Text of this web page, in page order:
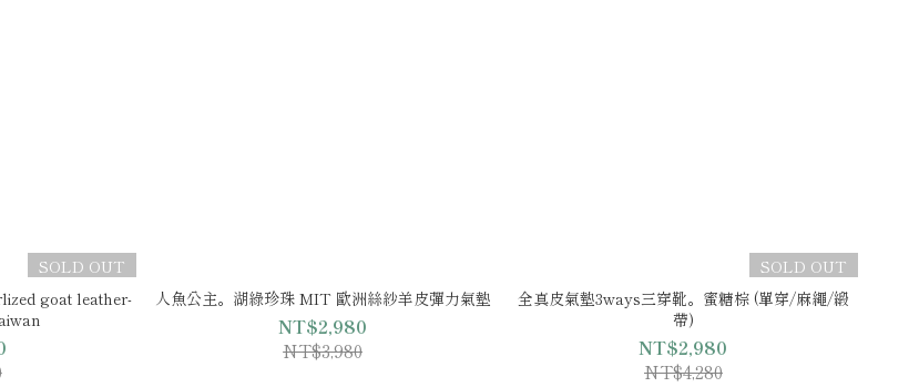
SOLD OUT
goat leather-
人魚公主。湖綠珍珠 MIT 歐洲絲紗羊皮彈力氣墊
NT$2,980
NT$3,980
SOLD OUT
全真皮氣墊3ways三穿靴。蜜糖棕 (單穿/麻繩/緞
帶)
NT$2,980
NT$4,280